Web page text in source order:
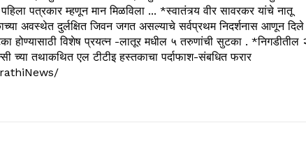
पहिला पत्रकार म्हणून मान मिळविला ... *स्वातंत्र्य वीर सावरकर यांचे नातू
अवस्थेत दुर्लक्षित जिवन जगत असल्याचे सर्वप्रथम निदर्शनास आणून दिले
होण्यासाठी विशेष प्रयत्न -लातूर मधील ५ तरुणांची सुटका . *निगडीतील
च्या तथाकथित एल टीटीइ हस्तकाचा पर्दाफाश-संबधित फरार